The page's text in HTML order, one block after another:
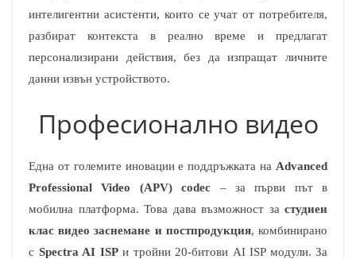
интелигентни асистенти, които се учат от потребителя,
разбират контекста в реално време и предлагат
персонализирани действия, без да изпращат личните
данни извън устройството.
Професионално видео
Една от големите иновации е поддръжката на Advanced
Professional Video (APV) codec – за първи път в
мобилна платформа. Това дава възможност за студиен
клас видео заснемане и постпродукция, комбинирано
с Spectra AI ISPи тройни 20-битови AI ISP модули. За